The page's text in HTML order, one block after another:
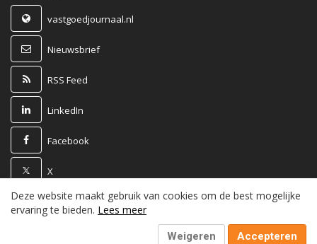
vastgoedjournaal.nl
Nieuwsbrief
RSS Feed
LinkedIn
Facebook
X
Powered by
Deze website maakt gebruik van cookies om de best mogelijke
ervaring te bieden. Lees meer
Weigeren Accepteren